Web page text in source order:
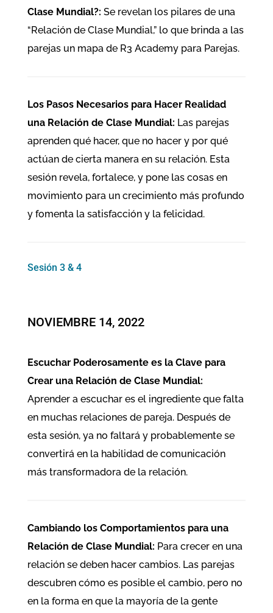
Clase Mundial?: Se revelan los pilares de una
“Relación de Clase Mundial,” lo que brinda a las
parejas un mapa de R3 Academy para Parejas.
Los Pasos Necesarios para Hacer Realidad
una Relación de Clase Mundial: Las parejas
aprenden qué hacer, que no hacer y por qué
actúan de cierta manera en su relación. Esta
sesión revela, fortalece, y pone las cosas en
movimiento para un crecimiento más profundo
y fomenta la satisfacción y la felicidad.
Sesión 3 & 4
NOVIEMBRE 14, 2022
Escuchar Poderosamente es la Clave para
Crear una Relación de Clase Mundial:
Aprender a escuchar es el ingrediente que falta
en muchas relaciones de pareja. Después de
esta sesión, ya no faltará y probablemente se
convertirá en la habilidad de comunicación
más transformadora de la relación.
Cambiando los Comportamientos para una
Relación de Clase Mundial: Para crecer en una
relación se deben hacer cambios. Las parejas
descubren cómo es posible el cambio, pero no
en la forma en que la mayoría de la gente